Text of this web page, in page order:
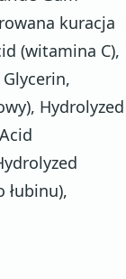
kuracja
(witamina C),
Hydrolyzed
łubinu),